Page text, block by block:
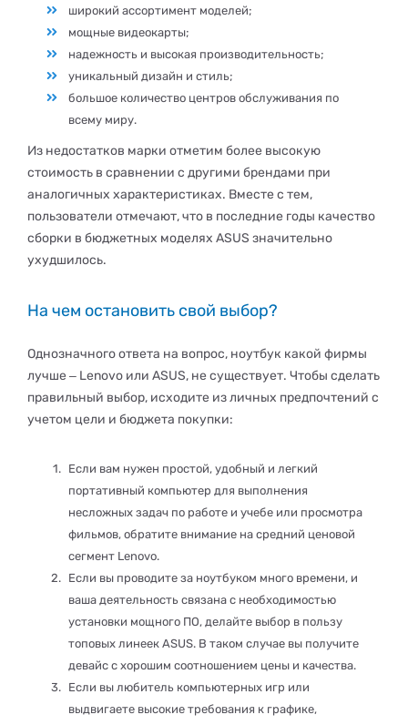
широкий ассортимент моделей;
мощные видеокарты;
надежность и высокая производительность;
уникальный дизайн и стиль;
большое количество центров обслуживания по
всему миру.
Из недостатков марки отметим более высокую
стоимость в сравнении с другими брендами при
аналогичных характеристиках. Вместе с тем,
пользователи отмечают, что в последние годы качество
сборки в бюджетных моделях ASUS значительно
ухудшилось.
На чем остановить свой выбор?
Однозначного ответа на вопрос, ноутбук какой фирмы
лучше ‒ Lenovo или ASUS, не существует. Чтобы сделать
правильный выбор, исходите из личных предпочтений с
учетом цели и бюджета покупки:
Если вам нужен простой, удобный и легкий
портативный компьютер для выполнения
несложных задач по работе и учебе или просмотра
фильмов, обратите внимание на средний ценовой
сегмент Lenovo.
Если вы проводите за ноутбуком много времени, и
ваша деятельность связана с необходимостью
установки мощного ПО, делайте выбор в пользу
топовых линеек ASUS. В таком случае вы получите
девайс с хорошим соотношением цены и качества.
Если вы любитель компьютерных игр или
выдвигаете высокие требования к графике,